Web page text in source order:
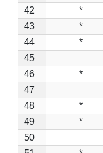
42
*
43
*
44
*
45
46
*
47
48
*
49
*
50